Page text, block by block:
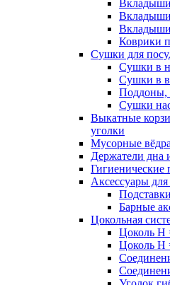
Вкладыши
Вкладыши
Коврики
Сушки для
Сушки в
Сушки в
Поддоны,
Сушки
Выкатные
уголки
Мусорные
Держатели дна
Аксессуары
Барные
Цокольная
Цоколь H
Цоколь H